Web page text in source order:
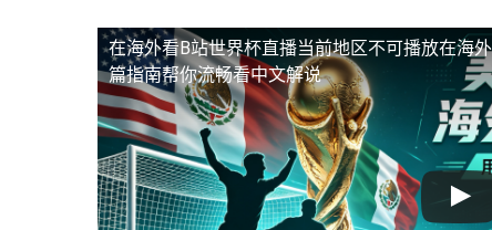
在海外看B站世界杯直播当前地区不可播放在海
篇指南帮你流畅看中文解说